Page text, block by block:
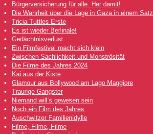
Bürgerversicherung für alle. Her damit!
Die Wahrheit über die Lage in Gaza in einem Satz
Tricia Tuttles Erste
Es ist wieder Berlinale!
Gedächtnisverlust
Ein Filmfestival macht sich klein
Zwischen Sachlichkeit und Monströsität
Die Filme des Jahres 2024
Kai aus der Kiste
Glamour aus Bollywood am Lago Maggiore
Traurige Gangster
Niemand will’s gewesen sein
Noch ein Film des Jahres
Auschwitzer Familienidylle
Filme, Filme, Filme